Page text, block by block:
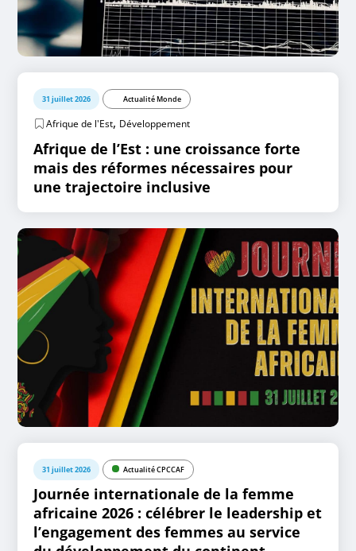
31 juillet 2026 Actualité Monde
Afrique de l'Est, Développement
Afrique de l’Est : une croissance forte
mais des réformes nécessaires pour
une trajectoire inclusive
31 juillet 2026 Actualité CPCCAF
Journée internationale de la femme
africaine 2026 : célébrer le leadership et
l’engagement des femmes au service